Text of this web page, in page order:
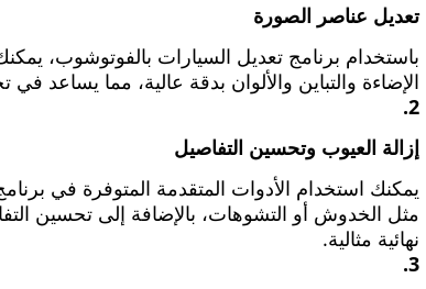
تعديل عناصر الصورة
باستخدام برنامج تعديل السيارات بالفوتوشوب،
الإضاءة والتباين والألوان بدقة عالية، مما يساعد
2.
إزالة العيوب وتحسين التفاصيل
يمكنك استخدام الأدوات المتقدمة المتوفرة في
مثل الخدوش أو التشوهات، بالإضافة إلى تحسين
نهائية مثالية.
3.